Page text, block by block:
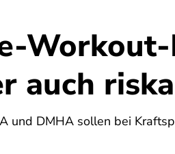
auch
und DMHA sollen bei